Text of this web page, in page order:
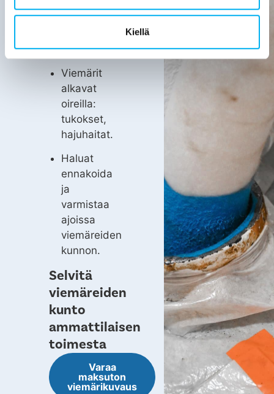
Kiellä
on yli 30
vanha.
Viemärit
alkavat
oireilla:
tukokset,
hajuhaitat.
Haluat
ennakoida
ja
varmistaa
ajoissa
viemäreiden
kunnon.
Selvitä
viemäreiden
kunto
ammattilaisen
toimesta
Varaa
maksuton
viemärikuvaus